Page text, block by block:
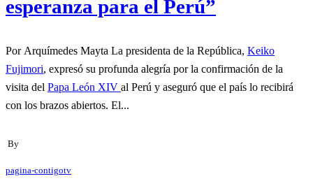
esperanza para el Perú”
Por Arquímedes Mayta La presidenta de la República, Keiko
Fujimori, expresó su profunda alegría por la confirmación de la
visita del Papa León XIV al Perú y aseguró que el país lo recibirá
con los brazos abiertos. El...
By
pagina-contigotv